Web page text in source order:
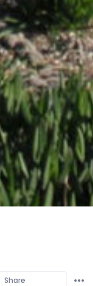
Share